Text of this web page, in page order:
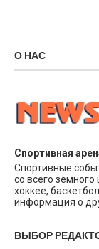
О НАС
Спортивная
Спортивные
со всего
хоккее,
информация о
ВЫБОР